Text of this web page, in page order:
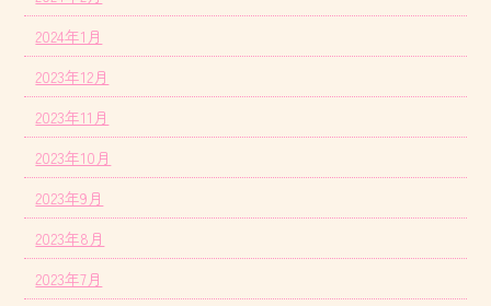
2024年1月
2023年12月
2023年11月
2023年10月
2023年9月
2023年8月
2023年7月